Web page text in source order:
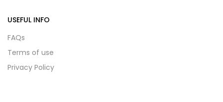
USEFUL INFO
FAQs
Terms of use
Privacy Policy